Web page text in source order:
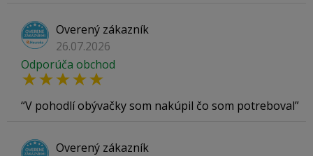
Overený zákazník
26.07.2026
Odporúča obchod
V pohodlí obývačky som nakúpil čo som potreboval
Overený zákazník